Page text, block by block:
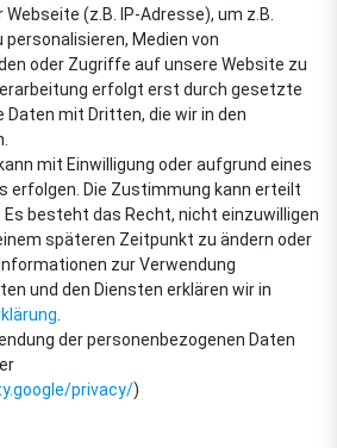
4,88
Sehr gut
(z.B. IP-Adresse), um z.B.
personalisieren, Medien von
oder Zugriffe auf unsere Website zu
erfolgt erst durch gesetzte
Daten mit Dritten, die wir in den
mit Einwilligung oder aufgrund eines
erfolgen. Die Zustimmung kann erteilt
besteht das Recht, nicht einzuwilligen
späteren Zeitpunkt zu ändern oder
zur Verwendung
und den Diensten erklären wir in
der personenbezogenen Daten
privacy/)